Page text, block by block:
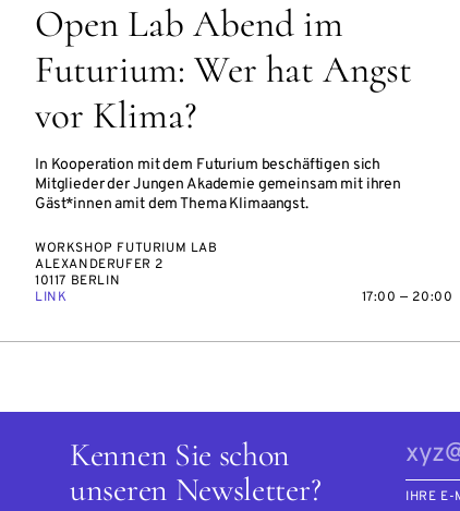
Open Lab Abend im
Futurium: Wer hat Angst
vor Klima?
In Kooperation mit dem Futurium beschäftigen sich
Mitglieder der Jungen Akademie gemeinsam mit ihren
Gäst*innen amit dem Thema Klimaangst.
WORKSHOP FUTURIUM LAB
ALEXANDERUFER 2
10117 BERLIN
LINK
17:00 — 20:00
Kennen Sie schon
unseren Newsletter?
IHRE E-